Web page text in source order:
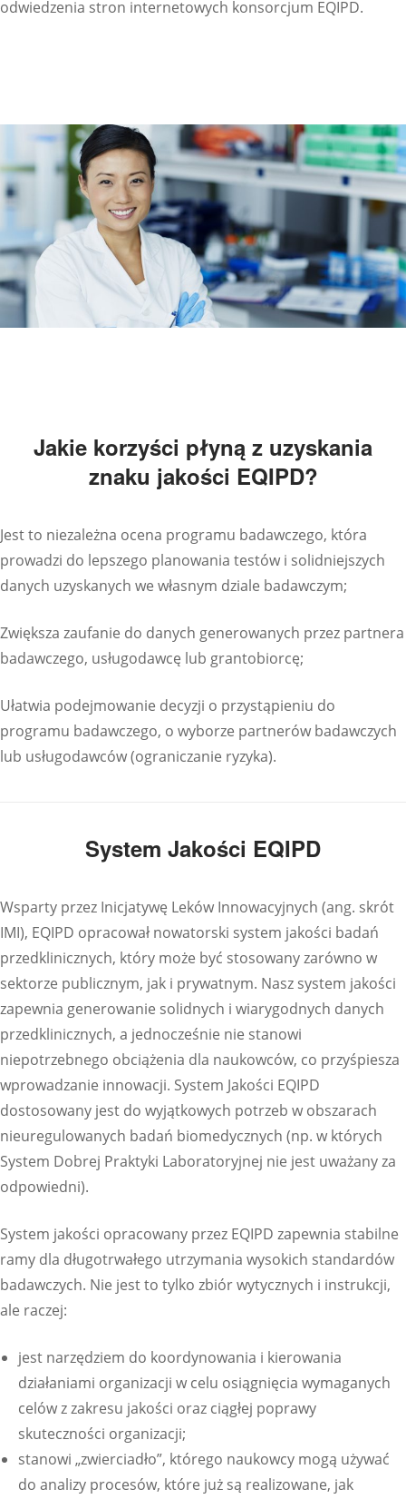
odwiedzenia stron internetowych konsorcjum EQIPD.
Jakie korzyści płyną z uzyskania
znaku jakości EQIPD?
Jest to niezależna ocena programu badawczego, która
prowadzi do lepszego planowania testów i solidniejszych
danych uzyskanych we własnym dziale badawczym;
Zwiększa zaufanie do danych generowanych przez partnera
badawczego, usługodawcę lub grantobiorcę;
Ułatwia podejmowanie decyzji o przystąpieniu do
programu badawczego, o wyborze partnerów badawczych
lub usługodawców (ograniczanie ryzyka).
System Jakości EQIPD
Wsparty przez Inicjatywę Leków Innowacyjnych (ang. skrót
IMI), EQIPD opracował nowatorski system jakości badań
przedklinicznych, który może być stosowany zarówno w
sektorze publicznym, jak i prywatnym. Nasz system jakości
zapewnia generowanie solidnych i wiarygodnych danych
przedklinicznych, a jednocześnie nie stanowi
niepotrzebnego obciążenia dla naukowców, co przyśpiesza
wprowadzanie innowacji. System Jakości EQIPD
dostosowany jest do wyjątkowych potrzeb w obszarach
nieuregulowanych badań biomedycznych (np. w których
System Dobrej Praktyki Laboratoryjnej nie jest uważany za
odpowiedni).
System jakości opracowany przez EQIPD zapewnia stabilne
ramy dla długotrwałego utrzymania wysokich standardów
badawczych. Nie jest to tylko zbiór wytycznych i instrukcji,
ale raczej:
jest narzędziem do koordynowania i kierowania
działaniami organizacji w celu osiągnięcia wymaganych
celów z zakresu jakości oraz ciągłej poprawy
skuteczności organizacji;
stanowi „zwierciadło”, którego naukowcy mogą używać
do analizy procesów, które już są realizowane, jak